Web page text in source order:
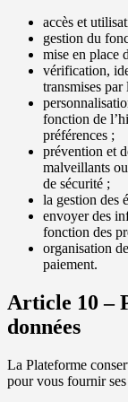
accès et
gestion du
mise en place
vérification,
transmises par
fonction de
préférences ;
prévention et
malveillants
de sécurité ;
la gestion des
envoyer des
fonction des
organisation
paiement.
Article 10 –
données
La Plateforme
pour vous fournir ses